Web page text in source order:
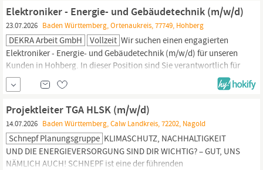
Produkt mitwirken....
Elektroniker - Energie- und Gebäudetechnik (m/w/d)
23.07.2026 Baden Württemberg, Ortenaukreis, 77749, Hohberg
DEKRA Arbeit GmbH Vollzeit Wir suchen einen engagierten
Elektroniker - Energie- und Gebäudetechnik (m/w/d) für unseren
Kunden in Hohberg. In dieser Position sind Sie verantwortlich für
die Installation, Wartung und Reparatur von elektrischen Anlagen
im Bereich der Energie- und Gebäudetechnik. Wenn Sie eine
Leidenschaft für Elektrotechnik haben und gerne in einem
dynamischen Umfeld arbeiten,...
Projektleiter TGA HLSK (m/w/d)
14.07.2026 Baden Württemberg, Calw Landkreis, 72202, Nagold
Schnepf Planungsgruppe KLIMASCHUTZ, NACHHALTIGKEIT
UND DIE ENERGIEVERSORGUNG SIND DIR WICHTIG? – GUT, UNS
NÄMLICH AUCH! SCHNEPF ist eine der führenden